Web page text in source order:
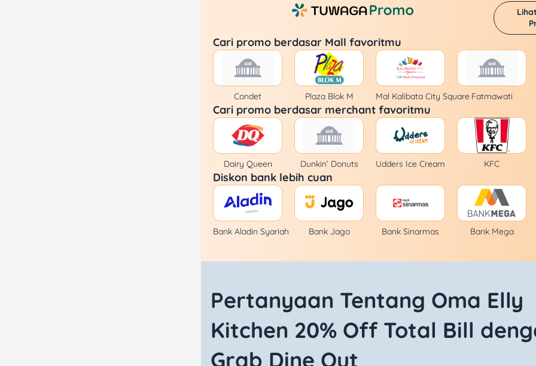
Cari promo berdasar Mall favoritmu
Condet Plaza Blok M Mal Kalibata City Square Fatmawati
Cari promo berdasar merchant favoritmu
Dairy Queen Dunkin’ Donuts Udders Ice Cream KFC
Diskon bank lebih cuan
Bank Aladin Syariah Bank Jago Bank Sinarmas Bank Mega
Pertanyaan Tentang Oma Elly
Kitchen 20% Off Total Bill
Grab Dine Out